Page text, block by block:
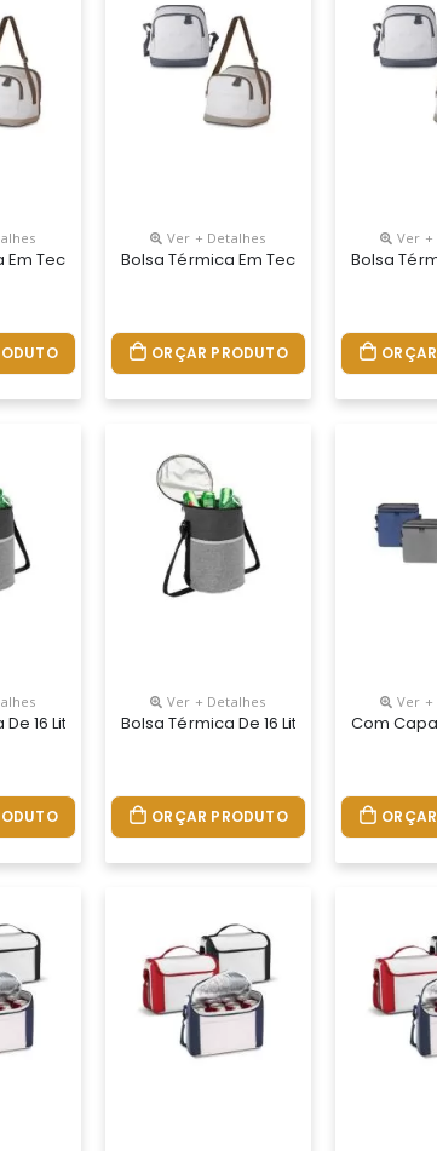
Chave E Dois Acessos Ao Compartimento
Frontal , Argola Plástica Para Chave E Dois
Cinza Claro Com Bolso Frontal , Argola
Em Tecido Poliéster 600d Na Tonalidade Cinza
Ver + Detalhes
Bolsa Térmica Em Tecido Poliéster
ORÇAR PRODUTO
Ver +
Bolsa
Com Uma Estrutura Soldada
Em Peva Atóxico, Ela Conta Com Uma
E Com Revestimento Térmico Em Peva
De 16 Litros. Produzida Em Poliéster E Com
Ver + Detalhes
Bolsa Térmica De 16 Litros. Produzida
ORÇAR PRODUTO
Ver +
Com